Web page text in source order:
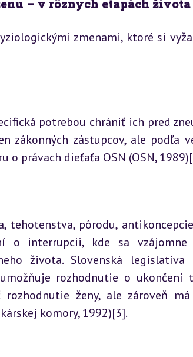
– v rôznych etapách života
zmenami, ktoré si
potrebou chrániť ich pred
zákonných zástupcov, ale podľa
o právach dieťaťa OSN (OSN,
tehotenstva, pôrodu,
o interrupcii, kde sa vzájomne
života. Slovenská
rozhodnutie o ukončení
ženy, ale zároveň má
komory, 1992)[3].